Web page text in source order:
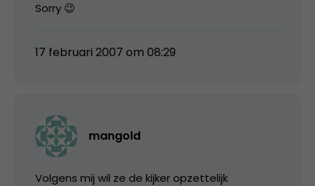
Sorry 😉
17 februari 2007 om 08:29
mangold
Volgens mij wil ze de kijker opzettelijk